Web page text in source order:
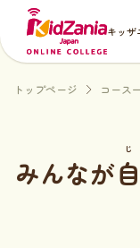
キッザ
トップページ コース
みんなが自
じ